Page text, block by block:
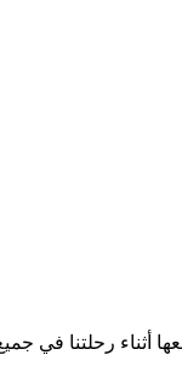
أثناء رحلتنا